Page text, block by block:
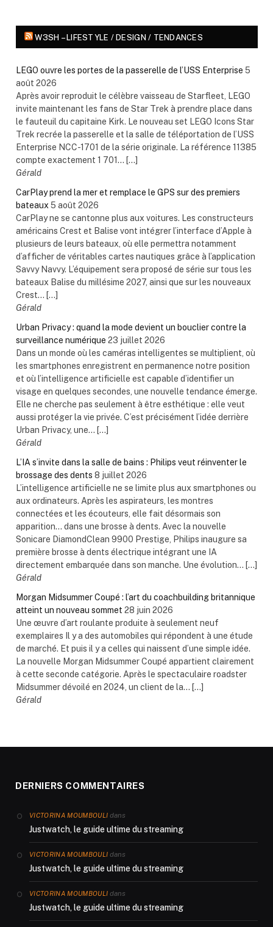
W3SH – LIFESTYLE / DESIGN / TENDANCES
LEGO ouvre les portes de la passerelle de l’USS Enterprise 5
août 2026
Après avoir reproduit le célèbre vaisseau de Starfleet, LEGO
invite maintenant les fans de Star Trek à prendre place dans
le fauteuil du capitaine Kirk. Le nouveau set LEGO Icons Star
Trek recrée la passerelle et la salle de téléportation de l’USS
Enterprise NCC-1701 de la série originale. La référence 11385
compte exactement 1 701... […]
Gérald
CarPlay prend la mer et remplace le GPS sur des premiers
bateaux 5 août 2026
CarPlay ne se cantonne plus aux voitures. Les constructeurs
américains Crest et Balise vont intégrer l’interface d’Apple à
plusieurs de leurs bateaux, où elle permettra notamment
d’afficher de véritables cartes nautiques grâce à l’application
Savvy Navvy. L’équipement sera proposé de série sur tous les
bateaux Balise du millésime 2027, ainsi que sur les nouveaux
Crest... […]
Gérald
Urban Privacy : quand la mode devient un bouclier contre la
surveillance numérique 23 juillet 2026
Dans un monde où les caméras intelligentes se multiplient, où
les smartphones enregistrent en permanence notre position
et où l’intelligence artificielle est capable d’identifier un
visage en quelques secondes, une nouvelle tendance émerge.
Elle ne cherche pas seulement à être esthétique : elle veut
aussi protéger la vie privée. C’est précisément l’idée derrière
Urban Privacy, une... […]
Gérald
L’IA s’invite dans la salle de bains : Philips veut réinventer le
brossage des dents 8 juillet 2026
L’intelligence artificielle ne se limite plus aux smartphones ou
aux ordinateurs. Après les aspirateurs, les montres
connectées et les écouteurs, elle fait désormais son
apparition… dans une brosse à dents. Avec la nouvelle
Sonicare DiamondClean 9900 Prestige, Philips inaugure sa
première brosse à dents électrique intégrant une IA
directement embarquée dans son manche. Une évolution... […]
Gérald
Morgan Midsummer Coupé : l’art du coachbuilding britannique
atteint un nouveau sommet 28 juin 2026
Une œuvre d’art roulante produite à seulement neuf
exemplaires Il y a des automobiles qui répondent à une étude
de marché. Et puis il y a celles qui naissent d’une simple idée.
La nouvelle Morgan Midsummer Coupé appartient clairement
à cette seconde catégorie. Après le spectaculaire roadster
Midsummer dévoilé en 2024, un client de la... […]
Gérald
DERNIERS COMMENTAIRES
VICTORINA MOUMBOULI dans
Justwatch, le guide ultime du streaming
VICTORINA MOUMBOULI dans
Justwatch, le guide ultime du streaming
VICTORINA MOUMBOULI dans
Justwatch, le guide ultime du streaming